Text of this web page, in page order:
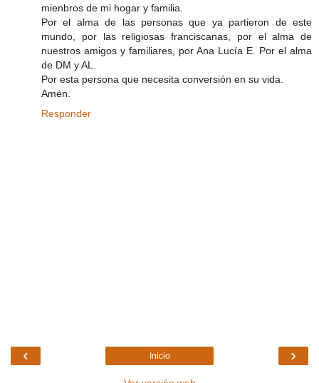
mienbros de mi hogar y familia.
Por el alma de las personas que ya partieron de este
mundo, por las religiosas franciscanas, por el alma de
nuestros amigos y familiares, por Ana Lucía E. Por el alma
de DM y AL.
Por esta persona que necesita conversión en su vida.
Amén.
Responder
‹ ›
Inicio